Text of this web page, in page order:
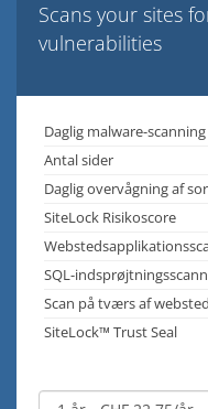
Scans your sites
vulnerabilities
Daglig malware-scanning
Antal sider
Daglig overvågning af
SiteLock Risikoscore
SQL-
Scan på tværs af
SiteLock™ Trust Seal